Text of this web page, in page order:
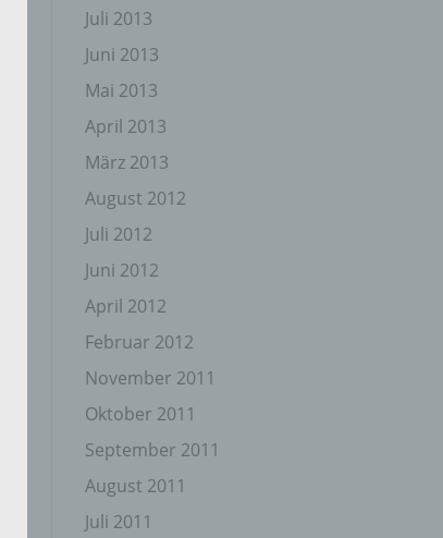
Juli 2013
Juni 2013
Mai 2013
April 2013
März 2013
August 2012
Juli 2012
Juni 2012
April 2012
Februar 2012
November 2011
Oktober 2011
September 2011
August 2011
Juli 2011